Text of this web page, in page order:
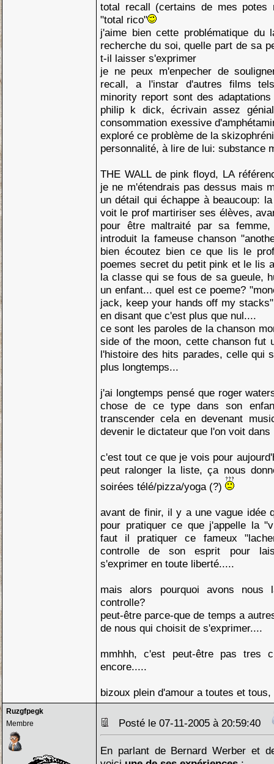
total recall (certains de mes potes
"total rico"
j'aime bien cette problématique du
recherche du soi, quelle part de sa
t-il laisser s'exprimer
je ne peux m'enpecher de
recall, a l'instar d'autres films
minority report sont des
philip k dick, écrivain assez
consommation exessive
exploré ce problème de la
personnalité, à lire de lui: substance
THE WALL de pink floyd, LA
je ne m'étendrais pas dessus mais
un détail qui échappe à beaucoup:
voit le prof martiriser ses élèves,
pour être maltraité par sa
introduit la fameuse chanson
bien écoutez bien ce que lis le
poemes secret du petit pink et le lis
la classe qui se fous de sa gueule,
un enfant... quel est ce poeme?
jack, keep your hands off my
en disant que c'est plus que nul....
ce sont les paroles de la chanson
side of the moon, cette chanson fut
l'histoire des hits parades, celle qui
plus longtemps...
j'ai longtemps pensé que roger
chose de ce type dans son
transcender cela en devenant
devenir le dictateur que l'on voit
c'est tout ce que je vois pour
peut ralonger la liste, ça nous
soirées télé/pizza/yoga (?)
avant de finir, il y a une vague idée
pour pratiquer ce que j'appelle la
faut il pratiquer ce fameux
controlle de son esprit pour
s'exprimer en toute liberté.....
mais alors pourquoi avons nous
controlle?
peut-être parce-que de temps a
de nous qui choisit de s'exprimer....
mmhhh, c'est peut-être pas tres
encore.....
bizoux plein d'amour a toutes et
Ruzgfpegk
Membre
Posté le 07-11-2005 à 20:59:40
En parlant de Bernard Werber et